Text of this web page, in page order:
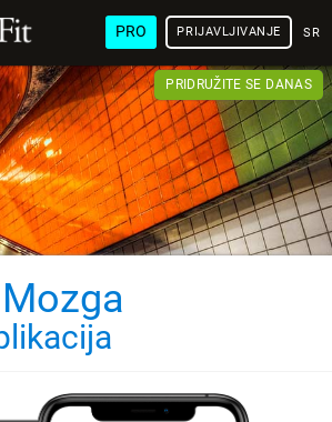
PRO PRIJAVLJIVANJE
PRIDRUŽITE SE DANAS